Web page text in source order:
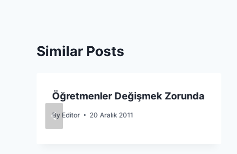
Similar Posts
Öğretmenler Değişmek Zorunda
By Editor 20 Aralık 2011